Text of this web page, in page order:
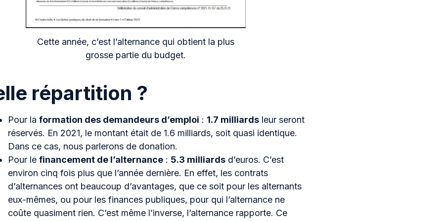
Cette année, c’est l’alternance qui obtient la plus
grosse partie du budget.
répartition ?
Pour la formation des demandeurs d’emploi : 1.7 milliardsleur seront
réservés. En 2021, le montant était de 1.6 milliards, soit quasi identique.
Dans ce cas, nous parlerons de donation.
Pour le financement de l’alternance: 5.3 milliardsd’euros. C’est
environ cinq fois plus que l’année dernière. En effet, les contrats
d’alternances ont beaucoup d’avantages, que ce soit pour les alternants
eux-mêmes, ou pour les finances publiques, pour qui l’alternance ne
coûte quasiment rien. C’est même l’inverse, l’alternance rapporte. Ce